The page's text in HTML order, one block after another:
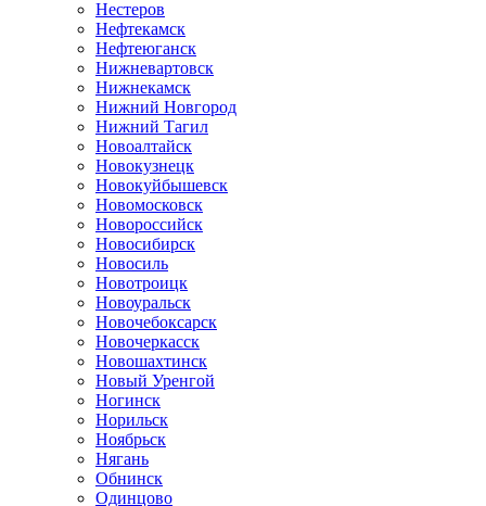
Нестеров
Нефтекамск
Нефтеюганск
Нижневартовск
Нижнекамск
Нижний Новгород
Нижний Тагил
Новоалтайск
Новокузнецк
Новокуйбышевск
Новомосковск
Новороссийск
Новосибирск
Новосиль
Новотроицк
Новоуральск
Новочебоксарск
Новочеркасск
Новошахтинск
Новый Уренгой
Ногинск
Норильск
Ноябрьск
Нягань
Обнинск
Одинцово